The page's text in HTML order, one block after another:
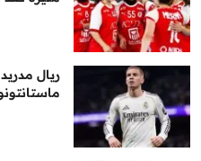
ريال
ماستانتونو